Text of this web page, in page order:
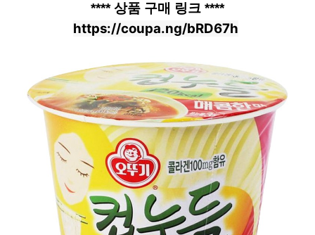
**** 상품 구매 링크 ****
https://coupa.ng/bRD67h